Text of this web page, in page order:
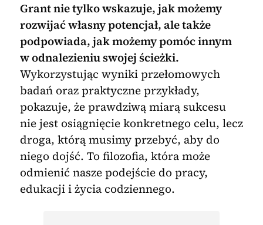
Grant nie tylko wskazuje, jak możemy
rozwijać własny potencjał, ale także
podpowiada, jak możemy pomóc innym
w odnalezieniu swojej ścieżki.
Wykorzystując wyniki przełomowych
badań oraz praktyczne przykłady,
pokazuje, że prawdziwą miarą sukcesu
nie jest osiągnięcie konkretnego celu, lecz
droga, którą musimy przebyć, aby do
niego dojść. To filozofia, która może
odmienić nasze podejście do pracy,
edukacji i życia codziennego.